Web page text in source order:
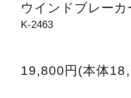
ウインドブレーカ
K-2463
19,800円(本体